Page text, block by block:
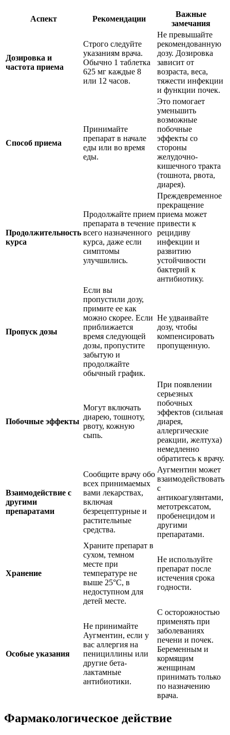
Аспект Рекомендации
Важные
замечания
Дозировка и
частота приема
Строго следуйте
указаниям врача.
Обычно 1 таблетка
625 мг каждые 8
или 12 часов.
Не превышайте
рекомендованную
дозу. Дозировка
зависит от
возраста, веса,
тяжести инфекции
и функции почек.
Способ приема
Принимайте
препарат в начале
еды или во время
еды.
Это помогает
уменьшить
возможные
побочные
эффекты со
стороны
желудочно-
кишечного тракта
(тошнота, рвота,
диарея).
Продолжительность
курса
Продолжайте прием
препарата в течение
всего назначенного
курса, даже если
симптомы
улучшились.
Преждевременное
прекращение
приема может
привести к
рецидиву
инфекции и
развитию
устойчивости
бактерий к
антибиотику.
Пропуск дозы
Если вы
пропустили дозу,
примите ее как
можно скорее. Если
приближается
время следующей
дозы, пропустите
забытую и
продолжайте
обычный график.
Не удваивайте
дозу, чтобы
компенсировать
пропущенную.
Побочные эффекты
Могут включать
диарею, тошноту,
рвоту, кожную
сыпь.
При появлении
серьезных
побочных
эффектов (сильная
диарея,
аллергические
реакции, желтуха)
немедленно
обратитесь к врачу.
Взаимодействие с
другими
препаратами
Сообщите врачу обо
всех принимаемых
вами лекарствах,
включая
безрецептурные и
растительные
средства.
Аугментин может
взаимодействовать
с
антикоагулянтами,
метотрексатом,
пробенецидом и
другими
препаратами.
Хранение
Храните препарат в
сухом, темном
месте при
температуре не
выше 25°C, в
недоступном для
детей месте.
Не используйте
препарат после
истечения срока
годности.
Особые указания
Не принимайте
Аугментин, если у
вас аллергия на
пенициллины или
другие бета-
лактамные
антибиотики.
С осторожностью
применять при
заболеваниях
печени и почек.
Беременным и
кормящим
женщинам
принимать только
по назначению
врача.
Фармакологическое действие